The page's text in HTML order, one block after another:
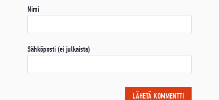
Nimi
Sähköposti (ei julkaista)